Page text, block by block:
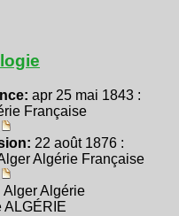
apr 25 mai 1843 :
Française
22 août 1876 :
Algérie Française
Alger Algérie
ALGÉRIE